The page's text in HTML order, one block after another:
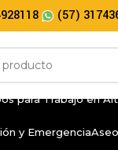
(57)
para Trabajo en
y Emergencia